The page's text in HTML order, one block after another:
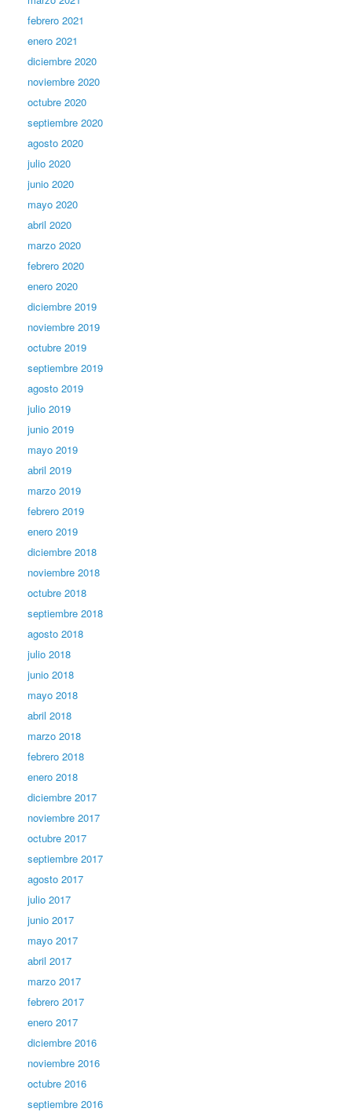
febrero 2021
enero 2021
diciembre 2020
noviembre 2020
octubre 2020
septiembre 2020
agosto 2020
julio 2020
junio 2020
mayo 2020
abril 2020
marzo 2020
febrero 2020
enero 2020
diciembre 2019
noviembre 2019
octubre 2019
septiembre 2019
agosto 2019
julio 2019
junio 2019
mayo 2019
abril 2019
marzo 2019
febrero 2019
enero 2019
diciembre 2018
noviembre 2018
octubre 2018
septiembre 2018
agosto 2018
julio 2018
junio 2018
mayo 2018
abril 2018
marzo 2018
febrero 2018
enero 2018
diciembre 2017
noviembre 2017
octubre 2017
septiembre 2017
agosto 2017
julio 2017
junio 2017
mayo 2017
abril 2017
marzo 2017
febrero 2017
enero 2017
diciembre 2016
noviembre 2016
octubre 2016
septiembre 2016